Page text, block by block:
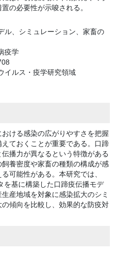
の必要性が示唆される。
ル、シミュレーション、家畜の
疫学
イルス・疫学研究領域
ける感染の広がりやすさを把握
ておくことが重要である。口蹄
播力が異なるという特徴がある
養密度や家畜の種類の構成が感
可能性がある。本研究では、
を基に構築した口蹄疫伝播モデ
産地域を対象に感染拡大のシミ
傾向を比較し、効果的な防疫対